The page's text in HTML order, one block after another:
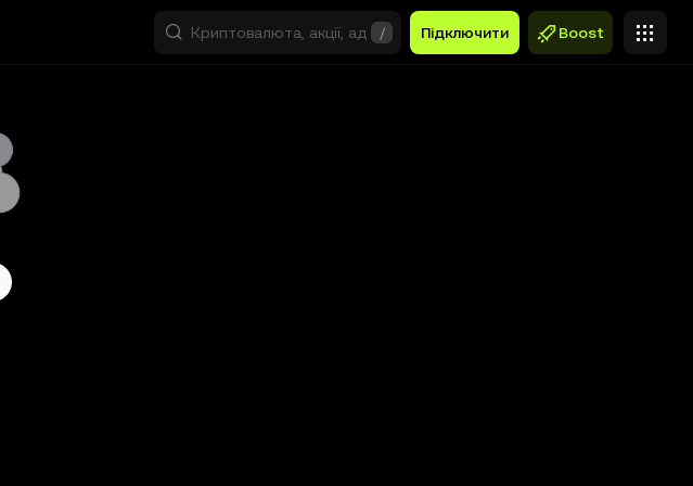
/ Підключити Boost